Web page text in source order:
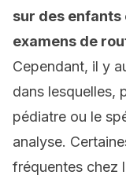
sur des enfants
examens de
Cependant, il y
dans lesquelles,
pédiatre ou le
analyse.
fréquentes chez